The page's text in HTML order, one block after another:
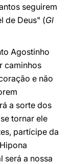
seguirem
de Deus" (Gl
Agostinho
caminhos
e não
a sorte dos
tornar ele
partícipe da
será a nossa